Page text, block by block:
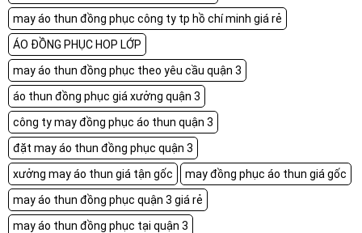
may áo thun đồng phục công ty tp hồ chí minh giá rẻ
ÁO ĐỒNG PHỤC HOP LỚP
may áo thun đồng phục theo yêu cầu quận 3
áo thun đồng phục giá xưởng quận 3
công ty may đồng phục áo thun quận 3
đặt may áo thun đồng phục quận 3
xưởng may áo thun giá tận gốc
may đồng phục áo thun giá gốc
may áo thun đồng phục quận 3 giá rẻ
may áo thun đồng phục tại quận 3